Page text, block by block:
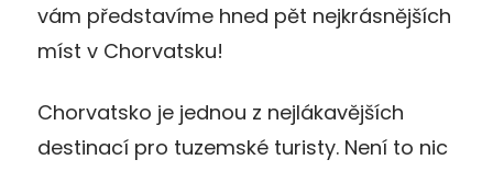
vám představíme hned pět nejkrásnějších
míst v Chorvatsku!
Chorvatsko je jednou z nejlákavějších
destinací pro tuzemské turisty. Není to nic